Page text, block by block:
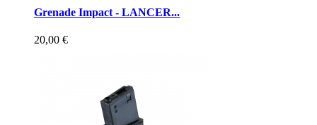
Grenade Impact - LANCER...
20,00 €